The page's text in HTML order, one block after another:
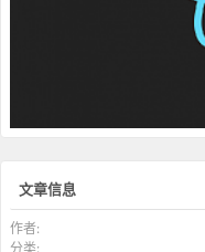
文章信息
作者:
分类: